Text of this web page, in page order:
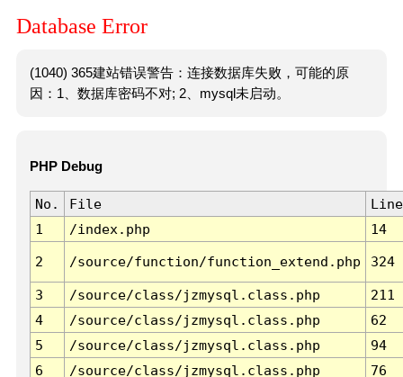
Database Error
(1040) 365建站错误警告：连接数据库失败，可能的原
因：1、数据库密码不对; 2、mysql未启动。
PHP Debug
No. File
Line
1
/index.php 14
2 /source/function/function_extend.php 324
3 /source/class/jzmysql.class.php
211
4
/source/class/jzmysql.class.php
62
5
/source/class/jzmysql.class.php
94
6
/source/class/jzmysql.class.php 76